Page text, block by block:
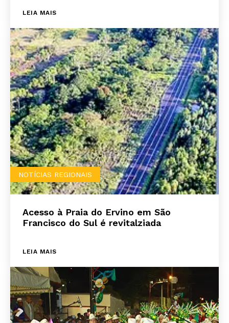
LEIA MAIS
NOTÍCIAS REGIONAIS
Acesso à Praia do Ervino em São
Francisco do Sul é revitalziada
LEIA MAIS